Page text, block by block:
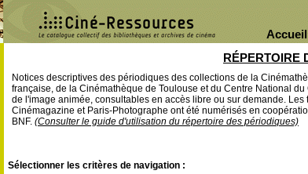
Accueil
RÉPERTOIRE
Notices descriptives des périodiques des collections de la
française, de la Cinémathèque de Toulouse et du Centre National du
de l'image animée, consultables en accès libre ou sur demande. Les
Cinémagazine et Paris-Photographe ont été numérisés en
BNF. (Consulter le guide d'utilisation du répertoire des périodiques)
Sélectionner les critères de navigation :